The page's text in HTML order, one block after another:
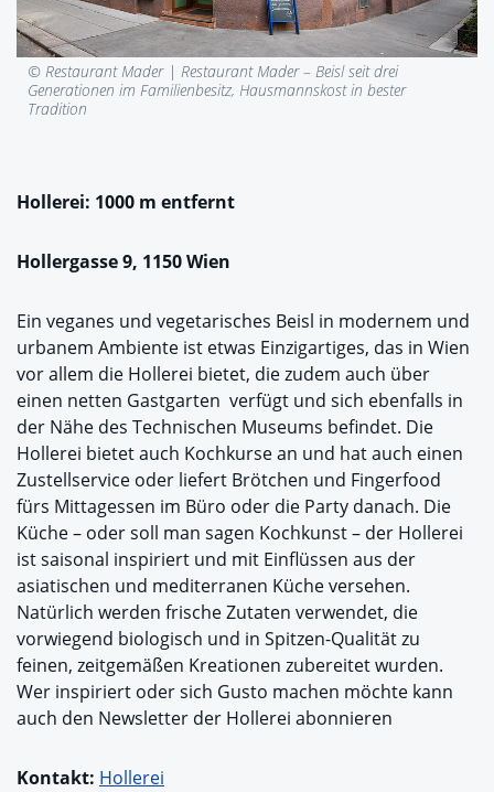
© Restaurant Mader | Restaurant Mader – Beisl seit drei
Generationen im Familienbesitz, Hausmannskost in bester
Tradition
Hollerei: 1000 m entfernt
Hollergasse 9, 1150 Wien
Ein veganes und vegetarisches Beisl in modernem und
urbanem Ambiente ist etwas Einzigartiges, das in Wien
vor allem die Hollerei bietet, die zudem auch über
einen netten Gastgarten verfügt und sich ebenfalls in
der Nähe des Technischen Museums befindet. Die
Hollerei bietet auch Kochkurse an und hat auch einen
Zustellservice oder liefert Brötchen und Fingerfood
fürs Mittagessen im Büro oder die Party danach. Die
Küche – oder soll man sagen Kochkunst – der Hollerei
ist saisonal inspiriert und mit Einflüssen aus der
asiatischen und mediterranen Küche versehen.
Natürlich werden frische Zutaten verwendet, die
vorwiegend biologisch und in Spitzen-Qualität zu
feinen, zeitgemäßen Kreationen zubereitet wurden.
Wer inspiriert oder sich Gusto machen möchte kann
auch den Newsletter der Hollerei abonnieren
Kontakt: Hollerei